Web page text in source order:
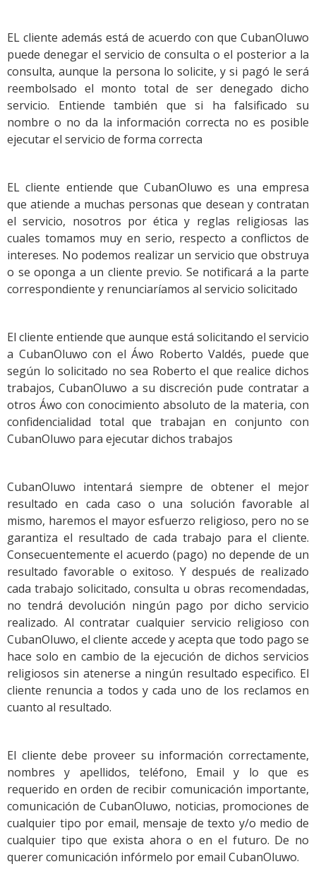
EL cliente además está de acuerdo con que CubanOluwo
puede denegar el servicio de consulta o el posterior a la
consulta, aunque la persona lo solicite, y si pagó le será
reembolsado el monto total de ser denegado dicho
servicio. Entiende también que si ha falsificado su
nombre o no da la información correcta no es posible
ejecutar el servicio de forma correcta
EL cliente entiende que CubanOluwo es una empresa
que atiende a muchas personas que desean y contratan
el servicio, nosotros por ética y reglas religiosas las
cuales tomamos muy en serio, respecto a conflictos de
intereses. No podemos realizar un servicio que obstruya
o se oponga a un cliente previo. Se notificará a la parte
correspondiente y renunciaríamos al servicio solicitado
El cliente entiende que aunque está solicitando el servicio
a CubanOluwo con el Áwo Roberto Valdés, puede que
según lo solicitado no sea Roberto el que realice dichos
trabajos, CubanOluwo a su discreción pude contratar a
otros Áwo con conocimiento absoluto de la materia, con
confidencialidad total que trabajan en conjunto con
CubanOluwo para ejecutar dichos trabajos
CubanOluwo intentará siempre de obtener el mejor
resultado en cada caso o una solución favorable al
mismo, haremos el mayor esfuerzo religioso, pero no se
garantiza el resultado de cada trabajo para el cliente.
Consecuentemente el acuerdo (pago) no depende de un
resultado favorable o exitoso. Y después de realizado
cada trabajo solicitado, consulta u obras recomendadas,
no tendrá devolución ningún pago por dicho servicio
realizado. Al contratar cualquier servicio religioso con
CubanOluwo, el cliente accede y acepta que todo pago se
hace solo en cambio de la ejecución de dichos servicios
religiosos sin atenerse a ningún resultado especifico. El
cliente renuncia a todos y cada uno de los reclamos en
cuanto al resultado.
El cliente debe proveer su información correctamente,
nombres y apellidos, teléfono, Email y lo que es
requerido en orden de recibir comunicación importante,
comunicación de CubanOluwo, noticias, promociones de
cualquier tipo por email, mensaje de texto y/o medio de
cualquier tipo que exista ahora o en el futuro. De no
querer comunicación infórmelo por email CubanOluwo.